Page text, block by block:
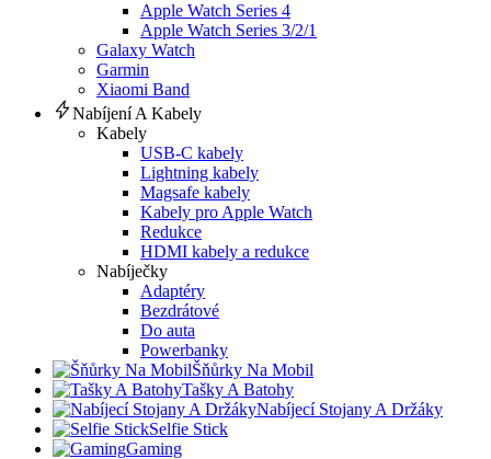
Apple Watch Series 4
Apple Watch Series 3/2/1
Galaxy Watch
Garmin
Xiaomi Band
Nabíjení A Kabely
Kabely
USB-C kabely
Lightning kabely
Magsafe kabely
Kabely pro Apple Watch
Redukce
HDMI kabely a redukce
Nabíječky
Adaptéry
Bezdrátové
Do auta
Powerbanky
Šňůrky Na Mobil
Tašky A Batohy
Nabíjecí Stojany A Držáky
Selfie Stick
Gaming